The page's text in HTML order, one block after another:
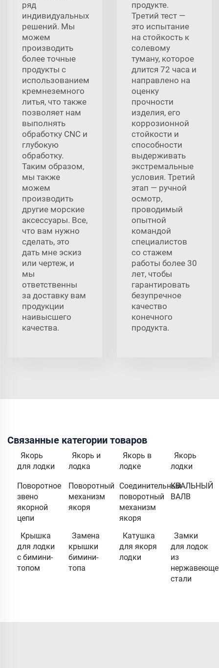
ряд
индивидуальных
решений. Мы
можем
производить
более точные
продукты с
использованием
кремнеземного
литья, что также
позволяет нам
выполнять
обработку CNC и
глубокую
обработку.
Таким образом,
мы также
можем
производить
другие морские
аксессуары. Все,
что вам нужно
сделать, это
дать мне эскиз
или чертеж, и
мы
ответственны
за доставку вам
продукции
наивысшего
качества.
продукте.
Третий тест —
это испытание
на стойкость к
солевому
туману, которое
длится 72 часа и
направлено на
оценку
прочности
изделия, его
коррозионной
стойкости и
способности
выдерживать
экстремальные
условия. Третий
этап — ручной
осмотр,
проводимый
опытной
командой
специалистов
со стажем
работы более 30
лет, чтобы
гарантировать
безупречное
качество
конечного
продукта.
Связанные категории товаров
Якорь
для лодки
Якорь и
лодка
Якорь в
лодке
Якорь
лодки
Поворотное
звено
якорной
цепи
Поворотный
механизм
якоря
Соединительный
поворотный
механизм
якоря
КВАЛЬНЫЙ
ВАЛВ
Крышка
для лодки
с бимини-
топом
Замена
крышки
бимини-
топа
Катушка
для якоря
лодки
Замки
для лодок
из
стали